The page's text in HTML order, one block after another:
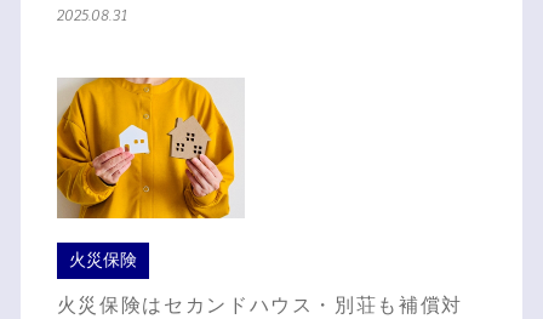
2025.08.31
火災保険
火災保険はセカンドハウス・別荘も補償対